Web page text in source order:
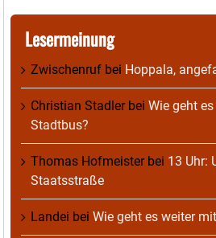
Lesermeinung
Zwischenruf bei Hoppala,
Christian Stadlerbei Wie geht
Stadtbus?
Thomas Hofmeisterbei 13 Uhr:
Staatsstraße
Landei bei Wie geht es weiter